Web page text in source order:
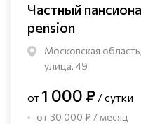
Частный
pension
Московская
улица, 49
от1 000 ₽ / сутки
от 30 000 ₽ / месяц